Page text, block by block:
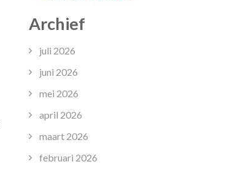
Archief
juli 2026
juni 2026
mei 2026
april 2026
maart 2026
februari 2026